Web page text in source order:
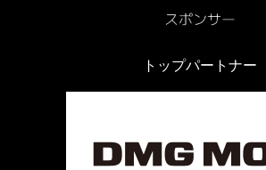
トップパートナー